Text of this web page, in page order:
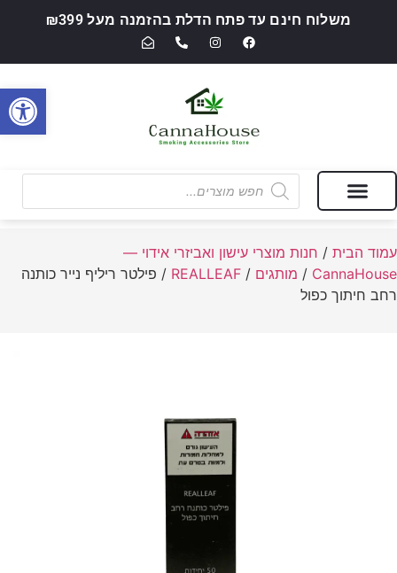
משלוח חינם עד פתח הדלת בהזמנה מעל ₪399
עמוד הבית / חנות מוצרי עישון ואביזרי אידוי —
CannaHouse
/ מותגים /
REALLEAF / פילטר ריליף נייר כותנה
רחב חיתוך כפול
פתח